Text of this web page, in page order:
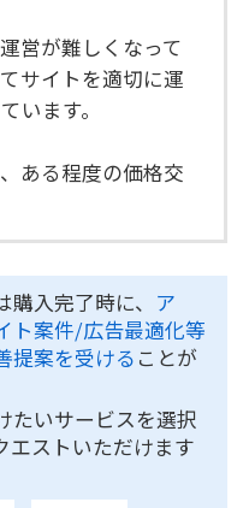
営が難しくなって
サイトを適切に運
います。
ある程度の価格交
購入完了時に、 ア
ト案件/広告最適化等
提案を受ける ことが
たいサービスを選択
エストいただけます